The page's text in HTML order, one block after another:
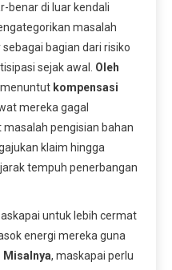
benar di luar kendali
masalah
bagian dari risiko
sejak awal. Oleh
kompensasi
mereka gagal
pengisian bahan
klaim hingga
tempuh penerbangan
untuk lebih cermat
energi mereka guna
Misalnya, maskapai perlu